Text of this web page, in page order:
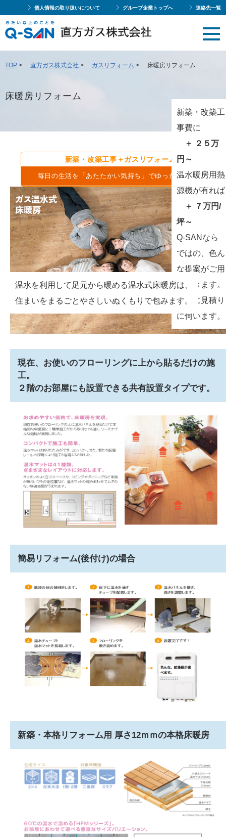
連絡先一覧
グループ企業トップへ
個人情報の取り扱いについて
TOP > 直方ガス株式会社 > ガスリフォーム > 床暖房リフォーム
床暖房リフォーム
新築・改築工事＋ガスリフォーム
毎日の生活を「あたたかい気持ち」でゆったり快適に
新築・改築工
事費に
＋ ２５万
円～
温水暖房用熱
源機が有れば
＋ ７万円/
坪～
Q-SANなら
ではの、色ん
な提案がご用
意できます。
直ぐに見積り
に伺います。
温水を利用して足元から暖める温水式床暖房は、
住まいをまるごとやさしいぬくもりで包みます。
現在、お使いのフローリングに上から貼るだけの施
工。
２階のお部屋にも設置できる共有設置タイプです。
簡易リフォーム(後付け)の場合
新築・本格リフォーム用 厚さ12ｍｍの本格床暖房